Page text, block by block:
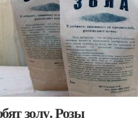
золу. Розы